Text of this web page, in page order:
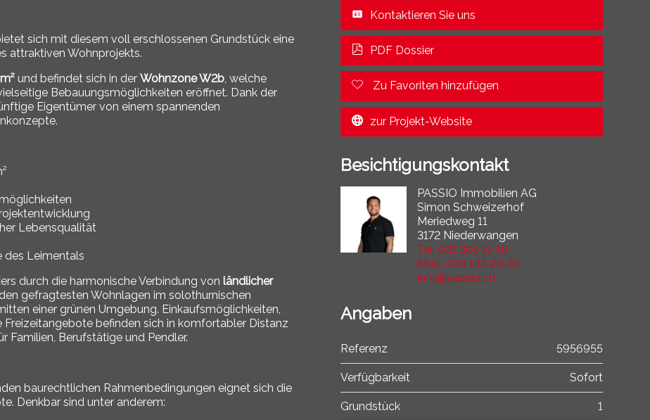
sich mit diesem voll erschlossenen Grundstück eine
attraktiven Wohnprojekts.
und befindet sich in derWohnzone W2b, welche
Bebauungsmöglichkeiten eröffnet. Dank der
Eigentümer von einem spannenden
Lebensqualität
des Leimentals
durch die harmonische Verbindung vonländlicher
gefragtesten Wohnlagen im solothurnischen
einer grünen Umgebung. Einkaufsmöglichkeiten,
befinden sich in komfortabler Distanz
Berufstätige und Pendler.
baurechtlichen Rahmenbedingungen eignet sich die
Denkbar sind unter anderem:
Kontaktieren Sie uns
PDF Dossier
Zu Favoriten hinzufügen
zur Projekt-Website
Besichtigungskontakt
PASSIO Immobilien AG
Simon Schweizerhof
Meriedweg 11
3172 Niederwangen
Tel. 031 301 19 19
Mob. 079 132 20 20
info@passio.ch
Angaben
Referenz 5956955
Verfügbarkeit Sofort
Grundstück 1